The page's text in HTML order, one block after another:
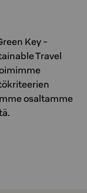
Key -
Travel
osaltamme